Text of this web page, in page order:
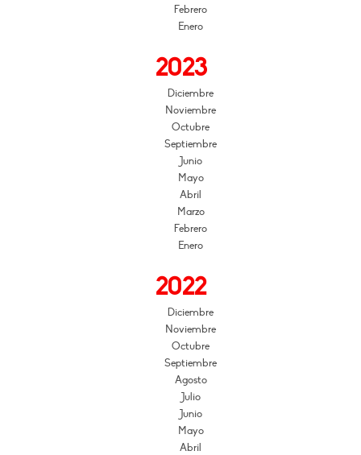
Febrero
Enero
2023
Diciembre
Noviembre
Octubre
Septiembre
Junio
Mayo
Abril
Marzo
Febrero
Enero
2022
Diciembre
Noviembre
Octubre
Septiembre
Agosto
Julio
Junio
Mayo
Abril